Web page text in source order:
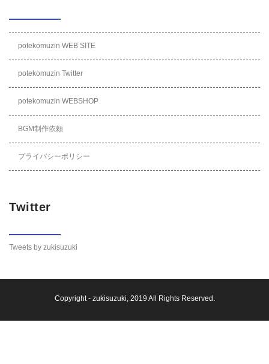
potekomuzin WEB SITE
potekomuzin Twitter
potekomuzin WEBSHOP
BGM制作依頼
プライバシーポリシー
Twitter
Tweets by zukisuzuki
Copyright - zukisuzuki, 2019 All Rights Reserved.